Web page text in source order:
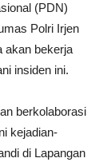
(PDN)
Polri Irjen
akan bekerja
insiden ini.
berkolaborasi
kejadian-
di Lapangan